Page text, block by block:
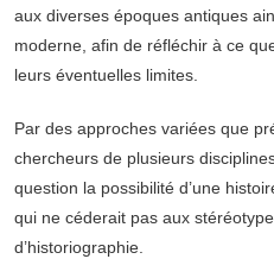
aux diverses époques antiques
moderne, afin de réfléchir à ce
leurs éventuelles limites.
Par des approches variées que
chercheurs de plusieurs
question la possibilité d’une
qui ne céderait pas aux
d’historiographie.